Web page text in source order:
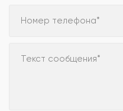
Номер телефона*
Текст сообщения*